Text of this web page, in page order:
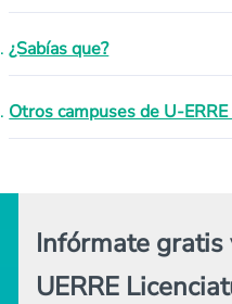
¿Sabías que?
Otros campuses de U-
Infórmate gratis
UERRE